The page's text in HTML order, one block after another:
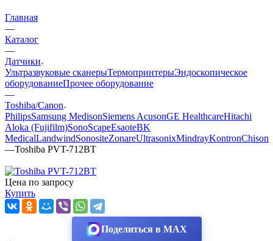
Главная
—
Каталог
—
Датчики
Ультразвуковые сканерыТермопринтерыЭндоскопическое
оборудованиеПрочее оборудование
—
Toshiba/Canon
PhilipsSamsung MedisonSiemens AcusonGE HealthcareHitachi
Aloka (Fujifilm)SonoScapeEsaoteBK
MedicalLandwindSonositeZonareUltrasonixMindrayKontronChison
—Toshiba PVT-712BT
Цена по запросу
Купить
Поделиться в MAX